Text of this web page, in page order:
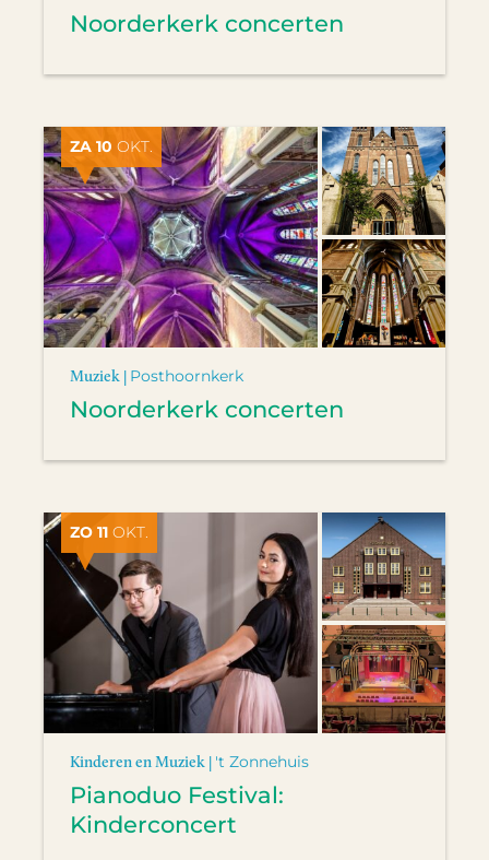
Noorderkerk concerten
ZA 10 OKT.
Muziek | Posthoornkerk
Noorderkerk concerten
ZO 11 OKT.
Kinderen en Muziek | 't Zonnehuis
Pianoduo Festival:
Kinderconcert